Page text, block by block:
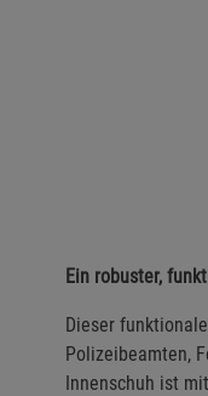
Ein robuster,
Dieser
Polizeibeamten,
Innenschuh ist